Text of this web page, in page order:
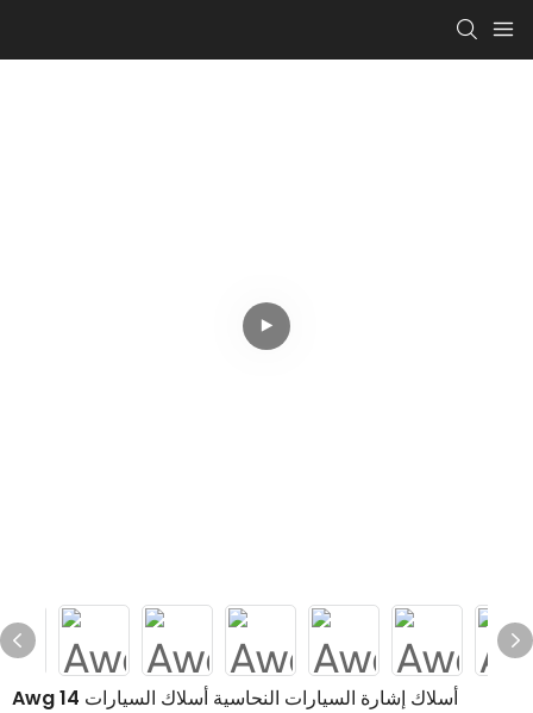
Awg 14 أسلاك إشارة السيارات النحاسية أسلاك السيارات